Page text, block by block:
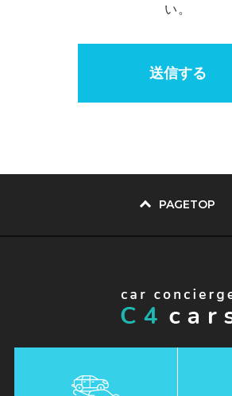
を行ないます。
個人情報の利用目的
合を除き、個人情報を第三者に
・お客さまの同意がある場合
めに当社が業務を委託する業者
い。
PAGETOP